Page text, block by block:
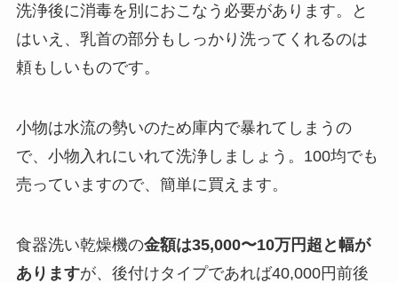
洗浄後に消毒を別におこなう必要があります。と
はいえ、乳首の部分もしっかり洗ってくれるのは
頼もしいものです。
小物は水流の勢いのため庫内で暴れてしまうの
で、小物入れにいれて洗浄しましょう。100均でも
売っていますので、簡単に買えます。
食器洗い乾燥機の金額は35,000〜10万円超と幅が
ありますが、後付けタイプであれば40,000円前後